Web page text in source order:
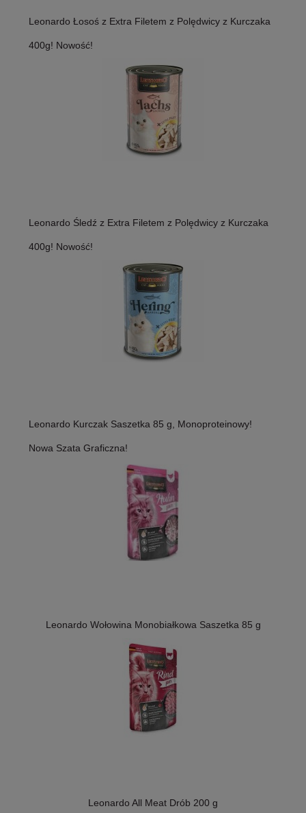
Leonardo Łosoś z Extra Filetem z Polędwicy z Kurczaka
400g! Nowość!
Leonardo Śledź z Extra Filetem z Polędwicy z Kurczaka
400g! Nowość!
Leonardo Kurczak Saszetka 85 g, Monoproteinowy!
Nowa Szata Graficzna!
Leonardo Wołowina Monobiałkowa Saszetka 85 g
Leonardo All Meat Drób 200 g